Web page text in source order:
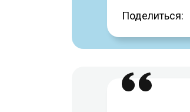
Поделиться: